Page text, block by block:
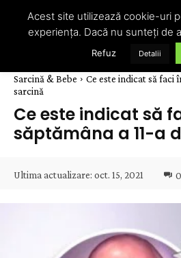
Sarcină & Bebe
Ce este indicat să faci
sarcină
Ce este indicat să
săptămâna a 11-a
Ultima actualizare: oct. 15, 2021 0
Acest site utilizează cookie-uri
experiența. Dacă nu sunteți de
Refuz Detalii